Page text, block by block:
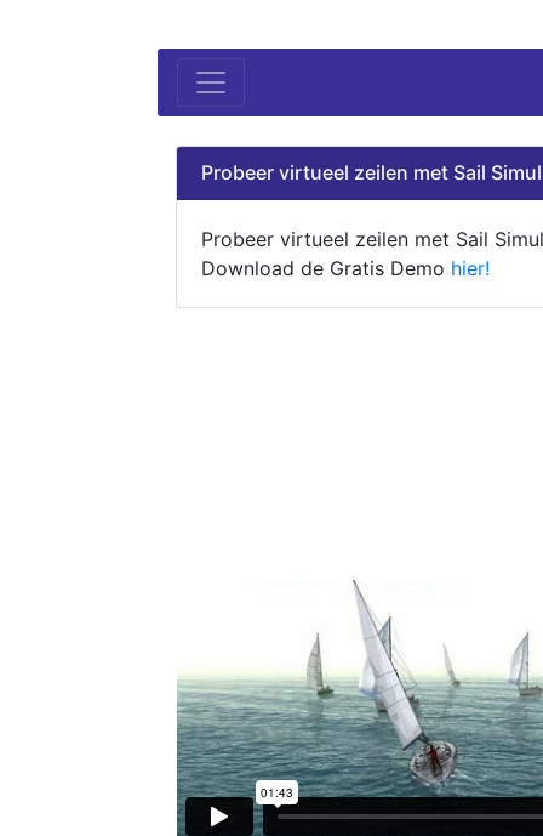
Probeer virtueel zeilen met Sail
Probeer virtueel zeilen met Sail
Download de Gratis Demo hier!